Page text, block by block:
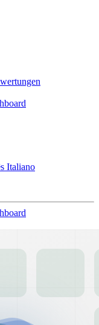
Italiano